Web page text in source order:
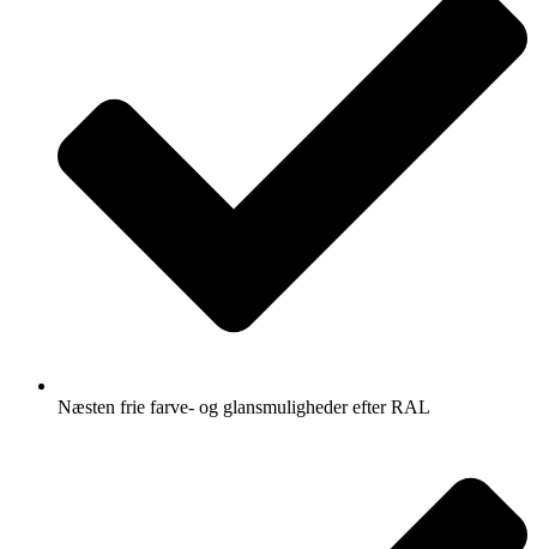
Næsten frie farve- og glansmuligheder efter RAL